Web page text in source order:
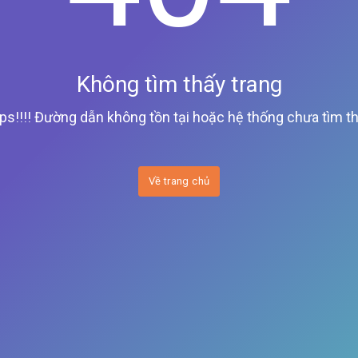
Không tìm thấy trang
Đường dẫn không tồn tại hoặc hệ thống chưa tìm
Về trang chủ